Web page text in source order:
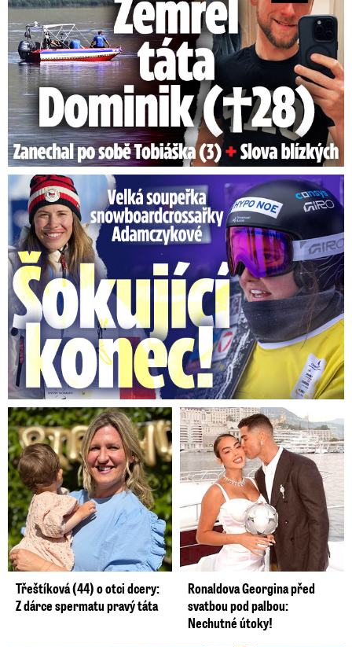
Velká soupeřka Adamczykové: Šokující konec!
Třeštíková (44) o otci dcery:
Z dárce spermatu pravý táta
Ronaldova Georgina před
svatbou pod palbou:
Nechutné útoky!